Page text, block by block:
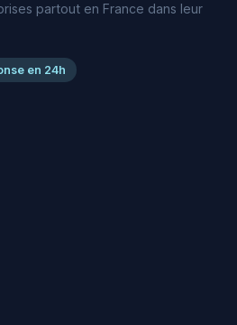
partout en France dans leur
en 24h